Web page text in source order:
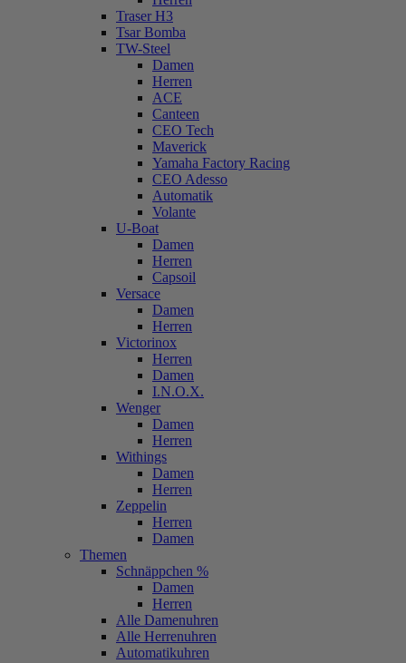
Traser H3
Tsar Bomba
TW-Steel
Damen
Herren
ACE
Canteen
CEO Tech
Maverick
Yamaha Factory Racing
CEO Adesso
Automatik
Volante
U-Boat
Damen
Herren
Capsoil
Versace
Damen
Herren
Victorinox
Herren
Damen
I.N.O.X.
Wenger
Damen
Herren
Withings
Damen
Herren
Zeppelin
Herren
Damen
Themen
Schnäppchen %
Damen
Herren
Alle Damenuhren
Alle Herrenuhren
Automatikuhren